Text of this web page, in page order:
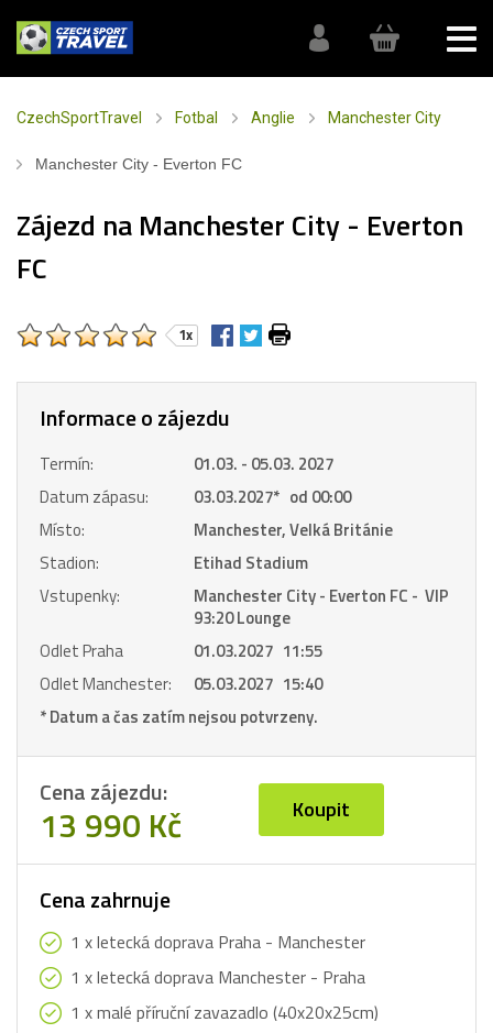
CzechSportTravel Fotbal Anglie Manchester City
Manchester City - Everton FC
Zájezd na Manchester City - Everton
FC
1x
Informace o zájezdu
Termín:
01.03. - 05.03. 2027
Datum zápasu:
03.03.2027* od 00:00
Místo:
Manchester, Velká Británie
Stadion:
Etihad Stadium
Vstupenky:
Manchester City - Everton FC - VIP
93:20 Lounge
Odlet Praha
01.03.2027 11:55
Odlet Manchester:
05.03.2027 15:40
* Datum a čas zatím nejsou potvrzeny.
Cena zájezdu:
13 990 Kč Koupit
Cena zahrnuje
1 x letecká doprava Praha - Manchester
1 x letecká doprava Manchester - Praha
1 x malé příruční zavazadlo (40x20x25cm)